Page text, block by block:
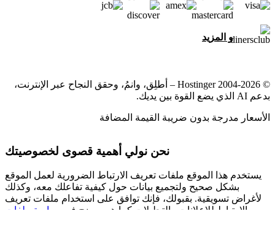
و المزيد
© 2004-2026 Hostinger – أطلِق، وانمُ، وحقق النجاح عبر الإنترنت،
بدعم AI الذي يضع القوة بين يديك.
الأسعار مدرجة بدون ضريبة القيمة المضافة
نحن نولي أهمية قصوى لخصوصيتك
يستخدم هذا الموقع ملفات تعريف الارتباط الضرورية لعمل الموقع
بشكل صحيح ولتجميع بيانات حول كيفية تفاعلك معه، وكذلك
لأغراض تسويقية. بقبولك، فإنك توافق على استخدام ملفات تعريف
الارتباط للإعلانات والتحليلات كما هو موضح في
سياسة ملفات